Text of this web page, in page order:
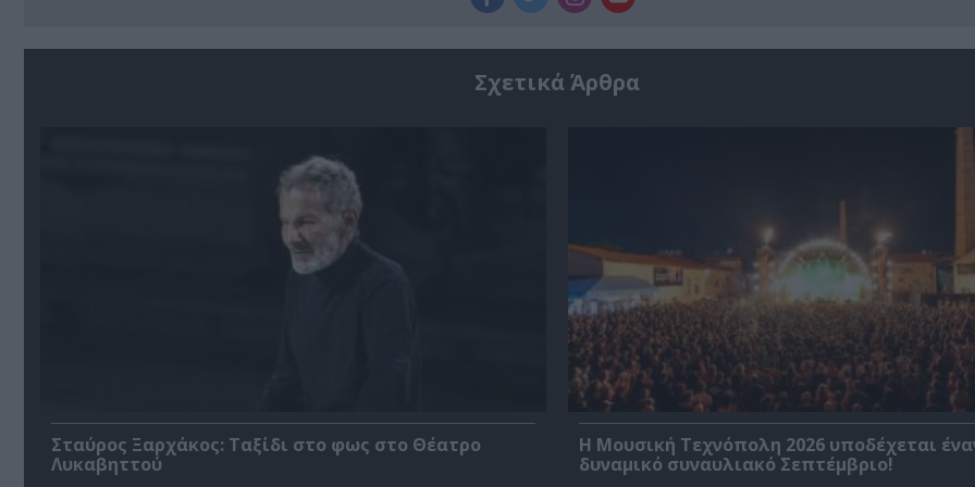
Σχετικά Άρθρα
Σταύρος Ξαρχάκος: Ταξίδι στο φως στο Θέατρο
Λυκαβηττού
Η Μουσική Τεχνόπολη 2026 υποδέχεται
δυναμικό συναυλιακό Σεπτέμβριο!